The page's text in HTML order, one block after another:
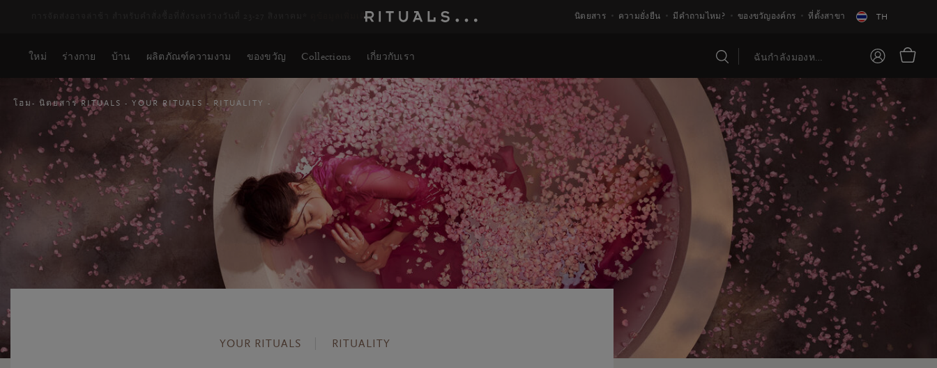
ดูข้อมูลเพิ่มเติม นิตยสาร ความยั่งยืน มีคำถามไหม? ของขวัญองค์กร ที่ตั้งสาขา TH
ใหม่ ร่างกาย บ้าน ผลิตภัณฑ์ความงาม ของขวัญ Collections เกี่ยวกับเรา
โฮม นิตยสาร RITUALS YOUR RITUALS RITUALITY
YOUR RITUALS RITUALITY